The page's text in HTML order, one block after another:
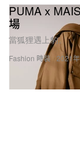
Fashion 時裝
PUMA x
場
當狐狸遇上豹。
2021